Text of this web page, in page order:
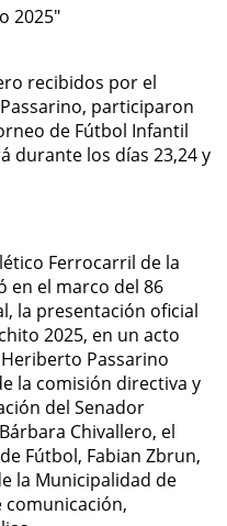
recibidos por el
participaron
de Fútbol Infantil
durante los días 23,24 y
Ferrocarril de la
en el marco del 86
la presentación oficial
2025, en un acto
Passarino
la comisión directiva y
del Senador
Chivallero, el
Fútbol, Fabian Zbrun,
la Municipalidad de
comunicación,